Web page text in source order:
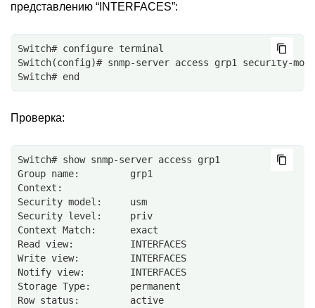
представлению “INTERFACES”:
Switch# configure terminal
Switch(config)# snmp-server access grp1 security-model
Switch# end
Проверка:
Switch# show snmp-server access grp1
Group name:         grp1
Context:
Security model:     usm
Security level:     priv
Context Match:      exact
Read view:          INTERFACES
Write view:         INTERFACES
Notify view:        INTERFACES
Storage Type:       permanent
Row status:         active